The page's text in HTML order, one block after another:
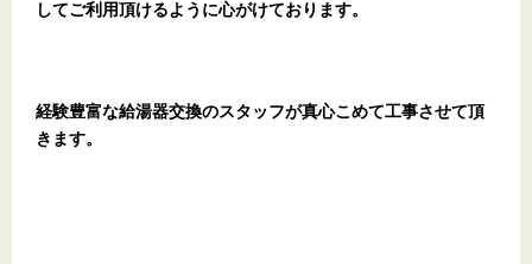
してご利用頂けるように心がけております。
経験豊富な給湯器交換のスタッフが真心こめて工事させて頂
きます。